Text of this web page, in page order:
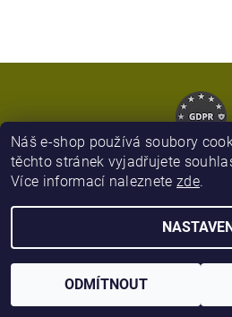
Vytvořil
Náš e-shop používá soubory
těchto stránek vyjadřujete
Více informací naleznetezde.
ODMÍTNOUT